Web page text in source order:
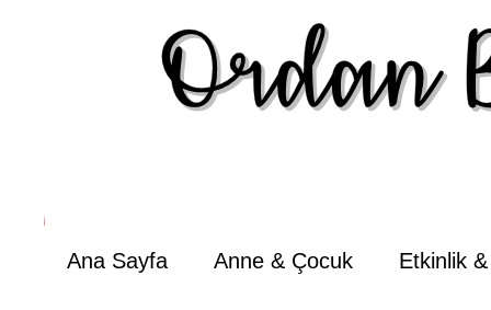
Ana Sayfa Anne & Çocuk Etkinlik